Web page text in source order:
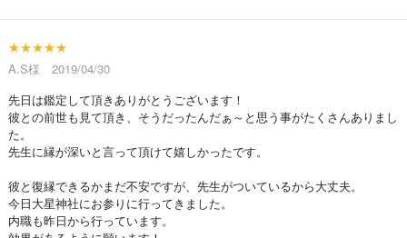
★★★★★
A.S様 2019/04/30
先日は鑑定して頂きありがとうございます！
彼との前世も見て頂き、そうだったんだぁ～と思う事がたくさんありまし
た。
先生に縁が深いと言って頂けて嬉しかったです。
彼と復縁できるかまだ不安ですが、先生がついているから大丈夫。
今日大星神社にお参りに行ってきました。
内職も昨日から行っています。